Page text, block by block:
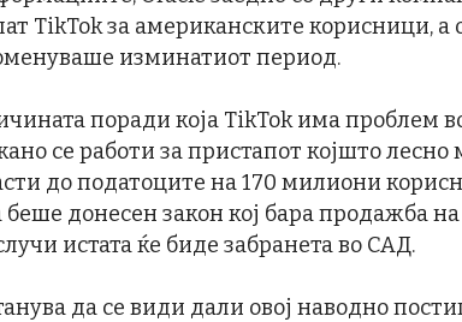
TikTok за американските корисници, а
изминатиот период.
поради која TikTok има проблем
се работи за пристапот којшто
до податоците на 170 милиони
беше донесен закон кој бара продажба
истата ќе биде забранета во САД.
да се види дали овој наводно